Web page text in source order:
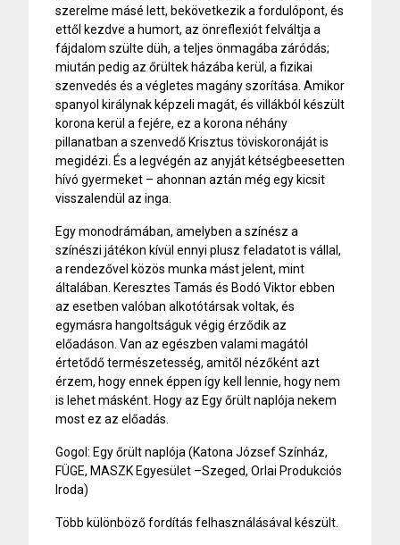
szerelme másé lett, bekövetkezik a fordulópont, és
ettől kezdve a humort, az önreflexiót felváltja a
fájdalom szülte düh, a teljes önmagába záródás;
miután pedig az őrültek házába kerül, a fizikai
szenvedés és a végletes magány szorítása. Amikor
spanyol királynak képzeli magát, és villákból készült
korona kerül a fejére, ez a korona néhány
pillanatban a szenvedő Krisztus töviskoronáját is
megidézi. És a legvégén az anyját kétségbeesetten
hívó gyermeket – ahonnan aztán még egy kicsit
visszalendül az inga.
Egy monodrámában, amelyben a színész a
színészi játékon kívül ennyi plusz feladatot is vállal,
a rendezővel közös munka mást jelent, mint
általában. Keresztes Tamás és Bodó Viktor ebben
az esetben valóban alkotótársak voltak, és
egymásra hangoltságuk végig érződik az
előadáson. Van az egészben valami magától
értetődő természetesség, amitől nézőként azt
érzem, hogy ennek éppen így kell lennie, hogy nem
is lehet másként. Hogy az Egy őrült naplója nekem
most ez az előadás.
Gogol: Egy őrült naplója (Katona József Színház,
FÜGE, MASZK Egyesület –Szeged, Orlai Produkciós
Iroda)
Több különböző fordítás felhasználásával készült.